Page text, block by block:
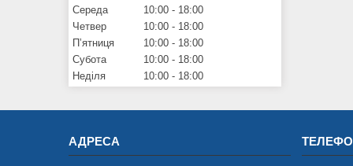
Середа
10:00
18:00
Четвер
10:00
18:00
Пʼятниця
10:00
18:00
Субота
10:00
18:00
Неділя
10:00 18:00